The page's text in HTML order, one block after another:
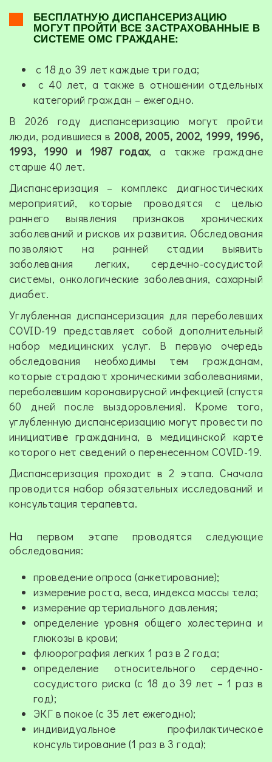
БЕСПЛАТНУЮ ДИСПАНСЕРИЗАЦИЮ
МОГУТ ПРОЙТИ ВСЕ ЗАСТРАХОВАННЫЕ В
СИСТЕМЕ ОМС ГРАЖДАНЕ:
с 18 до 39 лет каждые три года;
с 40 лет, а также в отношении отдельных
категорий граждан – ежегодно.
В 2026 году диспансеризацию могут пройти
люди, родившиеся в2008, 2005, 2002, 1999, 1996,
1993, 1990 и 1987 годах, а также граждане
старше 40 лет.
Диспансеризация – комплекс диагностических
мероприятий, которые проводятся с целью
раннего выявления признаков хронических
заболеваний и рисков их развития. Обследования
позволяют на ранней стадии выявить
заболевания легких, сердечно-сосудистой
системы, онкологические заболевания, сахарный
диабет.
Углубленная диспансеризация для переболевших
COVID-19 представляет собой дополнительный
набор медицинских услуг. В первую очередь
обследования необходимы тем гражданам,
которые страдают хроническими заболеваниями,
переболевшим коронавирусной инфекцией (спустя
60 дней после выздоровления). Кроме того,
углубленную диспансеризацию могут провести по
инициативе гражданина, в медицинской карте
которого нет сведений о перенесенном COVID-19.
Диспансеризация проходит в 2 этапа. Сначала
проводится набор обязательных исследований и
консультация терапевта.
На первом этапе проводятся следующие
обследования:
проведение опроса (анкетирование);
измерение роста, веса, индекса массы тела;
измерение артериального давления;
определение уровня общего холестерина и
глюкозы в крови;
флюорография легких 1 раз в 2 года;
определение относительного сердечно-
сосудистого риска (с 18 до 39 лет – 1 раз в
год);
ЭКГ в покое (с 35 лет ежегодно);
индивидуальное профилактическое
консультирование (1 раз в 3 года);